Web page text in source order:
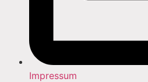
Impressum